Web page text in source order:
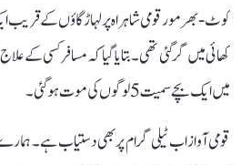
کوٹ-بھرمور قومی شاہراہ پر لہاڑ گاؤں کے قریب
کھائی میں گر گئی تھی۔ بتایا گیا کہ مسافر کسی
میں ایک بچے سمیت 5 لوگوں کی موت ہو گئی۔
قومی آواز اب ٹیلی گرام پر بھی دستیاب ہے۔